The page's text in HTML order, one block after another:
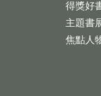
得獎好
主題書
焦點人